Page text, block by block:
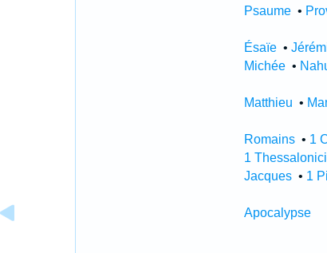
Psaume •
Ésaïe •
Michée •
Matthieu •
Romains • 1
1
Jacques • 1
Apocalypse